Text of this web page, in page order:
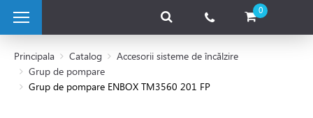
pe combustibil solid
0
Principala Catalog
Accesorii sisteme de încălzire
Grup de pompare
Grup de pompare ENBOX TM3560 201 FP